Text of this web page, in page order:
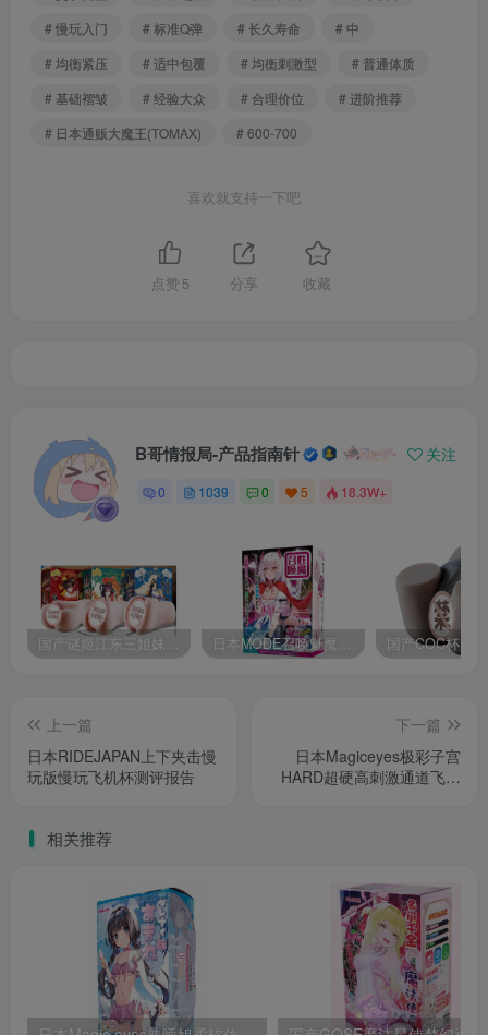
# 慢玩入门
# 标准Q弹 # 长久寿命
# 中
# 均衡紧压
# 适中包覆 # 均衡刺激型
# 普通体质
# 基础褶皱
# 经验大众 # 合理价位
# 进阶推荐
# 日本通贩大魔王(TOMAX)
# 600-700
喜欢就支持一下吧
点赞 5 分享 收藏
B哥情报局-产品指南针 关注
0 1039 0 5 18.3W+
国产谜姬江东三姐妹国潮飞机杯低中高刺激度全覆盖飞机杯测评报告 日本MODE召唤魅魔飞机杯高刺激榨汁姬名器倒模自慰器使用体验及测评报告
上一篇
日本RIDEJAPAN上下夹击慢
玩版慢玩飞机杯测评报告
下一篇
日本Magiceyes极彩子宫
HARD超硬高刺激通道飞机
相关推荐